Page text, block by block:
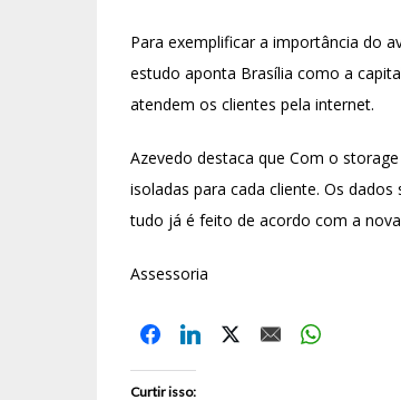
Para exemplificar a importância do
estudo aponta Brasília como a
atendem os clientes pela internet.
Azevedo destaca que Com o
isoladas para cada cliente. Os
tudo já é feito de acordo com a
Assessoria
Curtir isso: